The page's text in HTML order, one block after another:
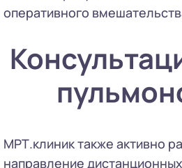
оперативного
МРТ.клиник также активно
направление